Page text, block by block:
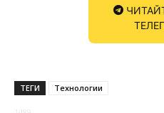
ТЕГИ Технологии